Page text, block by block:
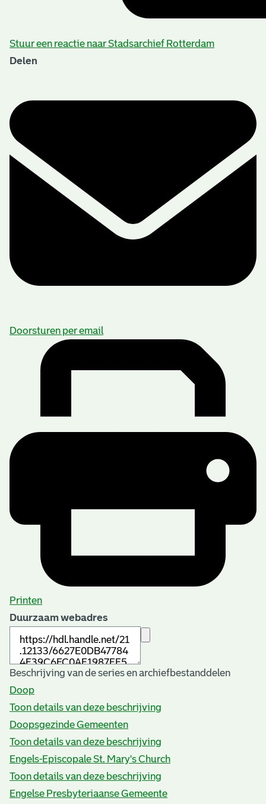
Stuur een reactie naar Stadsarchief Rotterdam
Delen
Doorsturen per email
Printen
Duurzaam webadres
Beschrijving van de series en archiefbestanddelen
Doop
Toon details van deze beschrijving
Doopsgezinde Gemeenten
Toon details van deze beschrijving
Engels-Episcopale St. Mary's Church
Toon details van deze beschrijving
Engelse Presbyteriaanse Gemeente